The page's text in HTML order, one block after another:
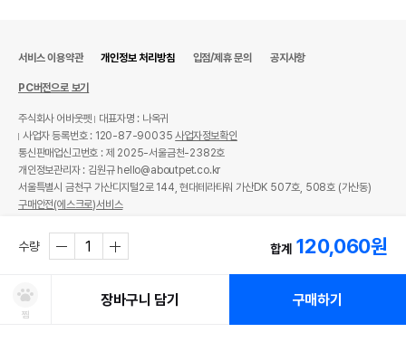
수량 합계 120,060원
찜
장바구니 담기 구매하기
서비스 이용약관 개인정보 처리방침 입점/제휴 문의 공지사항
PC버전으로 보기
주식회사 어바웃펫
대표자명 : 나옥귀
사업자 등록번호 : 120-87-90035사업자정보확인
통신판매업신고번호 : 제 2025-서울금천-2382호
개인정보관리자 : 김원규 hello@aboutpet.co.kr
서울특별시 금천구 가산디지털2로 144, 현대테라타워 가산DK 507호, 508호 (가산동)
구매안전(에스크로)서비스